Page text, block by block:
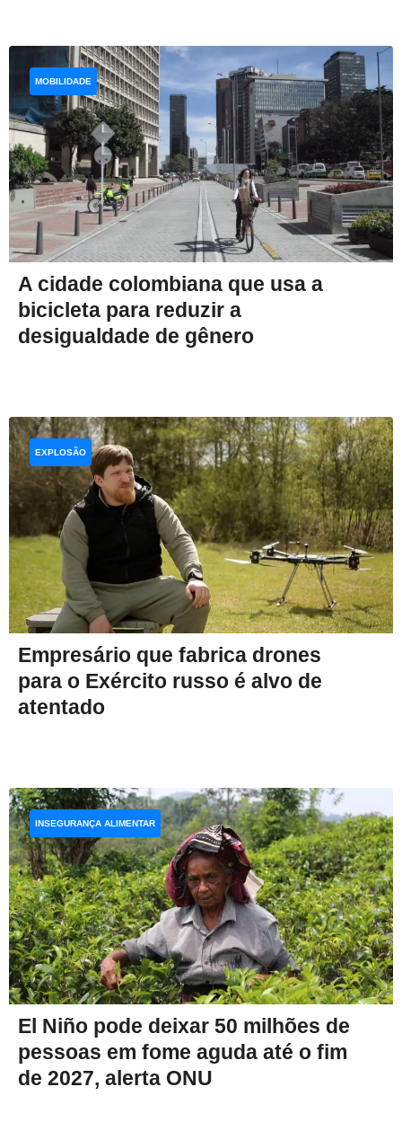
A cidade colombiana que usa a
bicicleta para reduzir a
desigualdade de gênero
MOBILIDADE
Empresário que fabrica drones
para o Exército russo é alvo de
atentado
EXPLOSÃO
El Niño pode deixar 50 milhões de
pessoas em fome aguda até o fim
de 2027, alerta ONU
INSEGURANÇA ALIMENTAR